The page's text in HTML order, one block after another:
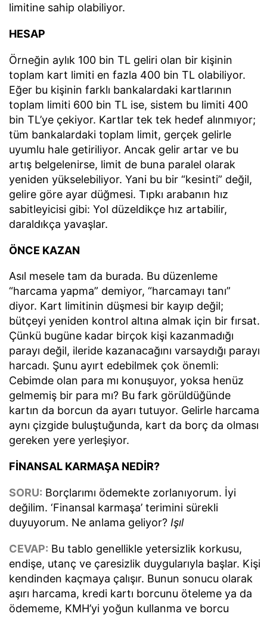
limitine sahip olabiliyor.
HESAP
Örneğin aylık 100 bin TL geliri olan bir kişinin
toplam kart limiti en fazla 400 bin TL olabiliyor.
Eğer bu kişinin farklı bankalardaki kartlarının
toplam limiti 600 bin TL ise, sistem bu limiti 400
bin TL’ye çekiyor. Kartlar tek tek hedef alınmıyor;
tüm bankalardaki toplam limit, gerçek gelirle
uyumlu hale getiriliyor. Ancak gelir artar ve bu
artış belgelenirse, limit de buna paralel olarak
yeniden yükselebiliyor. Yani bu bir “kesinti” değil,
gelire göre ayar düğmesi. Tıpkı arabanın hız
sabitleyicisi gibi: Yol düzeldikçe hız artabilir,
daraldıkça yavaşlar.
ÖNCE KAZAN
Asıl mesele tam da burada. Bu düzenleme
“harcama yapma” demiyor, “harcamayı tanı”
diyor. Kart limitinin düşmesi bir kayıp değil;
bütçeyi yeniden kontrol altına almak için bir fırsat.
Çünkü bugüne kadar birçok kişi kazanmadığı
parayı değil, ileride kazanacağını varsaydığı parayı
harcadı. Şunu ayırt edebilmek çok önemli:
Cebimde olan para mı konuşuyor, yoksa henüz
gelmemiş bir para mı? Bu fark görüldüğünde
kartın da borcun da ayarı tutuyor. Gelirle harcama
aynı çizgide buluştuğunda, kart da borç da olması
gereken yere yerleşiyor.
FİNANSAL KARMAŞA NEDİR?
SORU: Borçlarımı ödemekte zorlanıyorum. İyi
değilim. ‘Finansal karmaşa’ terimini sürekli
duyuyorum. Ne anlama geliyor? Işıl
CEVAP: Bu tablo genellikle yetersizlik korkusu,
endişe, utanç ve çaresizlik duygularıyla başlar. Kişi
kendinden kaçmaya çalışır. Bunun sonucu olarak
aşırı harcama, kredi kartı borcunu öteleme ya da
ödememe, KMH’yi yoğun kullanma ve borcu